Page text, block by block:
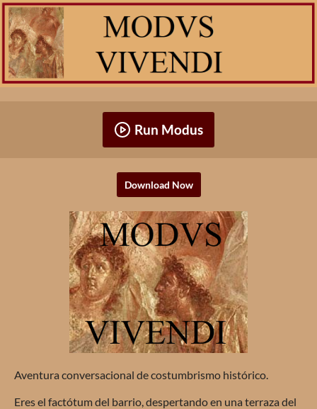
Run Modus
Download Now
Aventura conversacional de costumbrismo histórico.
Eres el factótum del barrio, despertando en una terraza del